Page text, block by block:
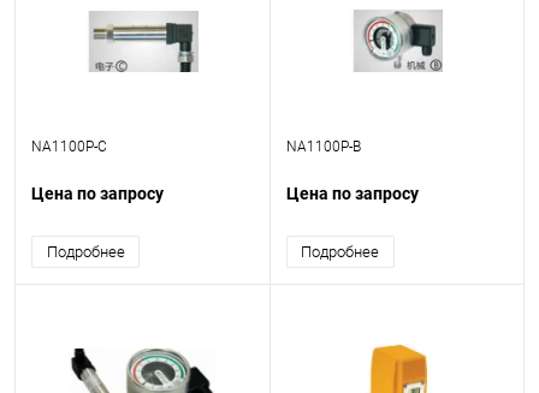
NA1100P-C
Цена по запросу
Подробнее
NA1100P-B
Цена по запросу
Подробнее